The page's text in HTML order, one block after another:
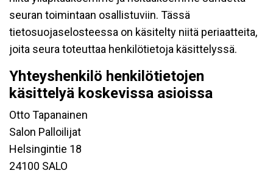
seuran toimintaan osallistuviin. Tässä
tietosuojaselosteessa on käsitelty niitä periaatteita,
joita seura toteuttaa henkilötietoja käsittelyssä.
Yhteyshenkilö henkilötietojen
käsittelyä koskevissa asioissa
Otto Tapanainen
Salon Palloilijat
Helsingintie 18
24100 SALO